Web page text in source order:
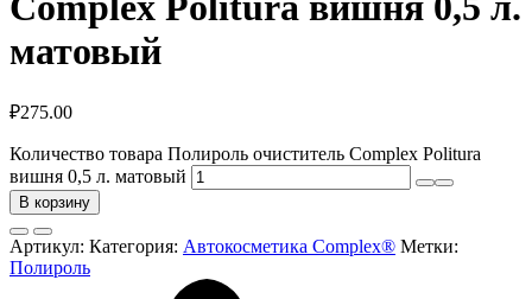
матовый
₽275.00
Количество товара Полироль очиститель Complex Politura
вишня 0,5 л. матовый
В корзину
Артикул: Категория: Автокосметика Complex® Метки:
Полироль